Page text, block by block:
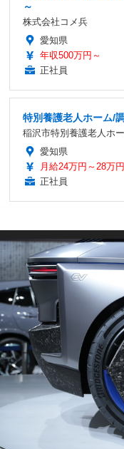
～
株式会社コメ兵
愛知県
年収500万円～
正社員
特別養護老人ホーム/
稲沢市特別養護老人ホ
愛知県
月給24万円～28万円
正社員